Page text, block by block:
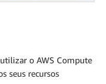
o AWS Compute
seus recursos